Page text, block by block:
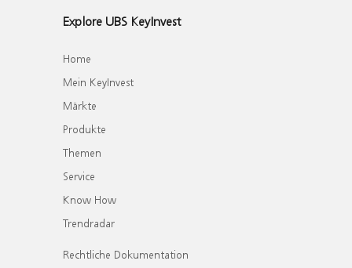
Explore UBS KeyInvest
Home
Mein KeyInvest
Märkte
Produkte
Themen
Service
Know How
Trendradar
Rechtliche Dokumentation